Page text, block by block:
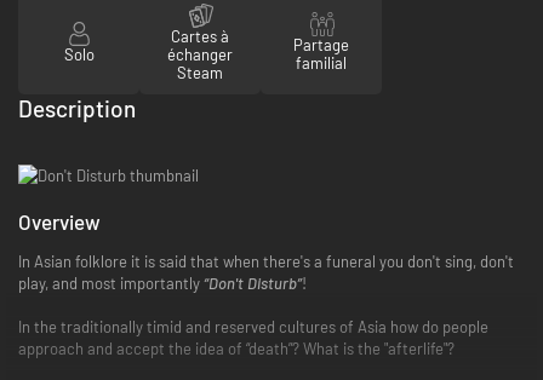
Solo
Cartes à
échanger
Steam
Partage
familial
Description
Overview
In Asian folklore it is said that when there's a funeral you don't sing, don't
play, and most importantly“Don't Disturb”!
In the traditionally timid and reserved cultures of Asia how do people
approach and accept the idea of “death”? What is the "afterlife"?